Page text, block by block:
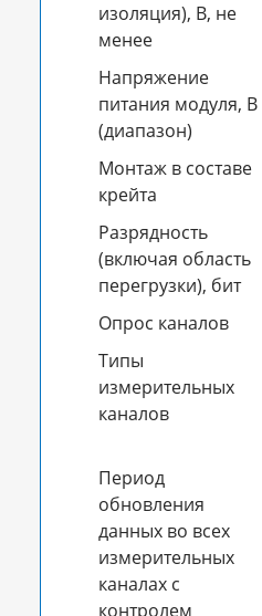
изоляция), В, не
менее
Напряжение
питания модуля, В
(диапазон)
Монтаж в составе
крейта
Разрядность
(включая область
перегрузки), бит
Опрос каналов
Типы
измерительных
каналов
Период
обновления
данных во всех
измерительных
каналах с
контролем